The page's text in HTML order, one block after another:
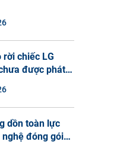
rời chiếc LG
được phát
màn hình
phải là một xu
dồn toàn lực
nghệ đóng gói